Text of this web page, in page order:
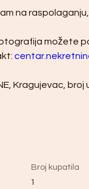
na
možete
Kragujevac,
Broj kupatila
1